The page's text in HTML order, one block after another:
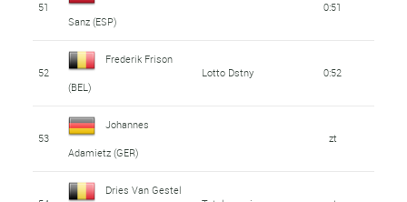
51
Sanz (ESP)
0:51
52
Frederik Frison
(BEL)
Lotto Dstny 0:52
53
Johannes
Adamietz (GER)
zt
Dries Van Gestel